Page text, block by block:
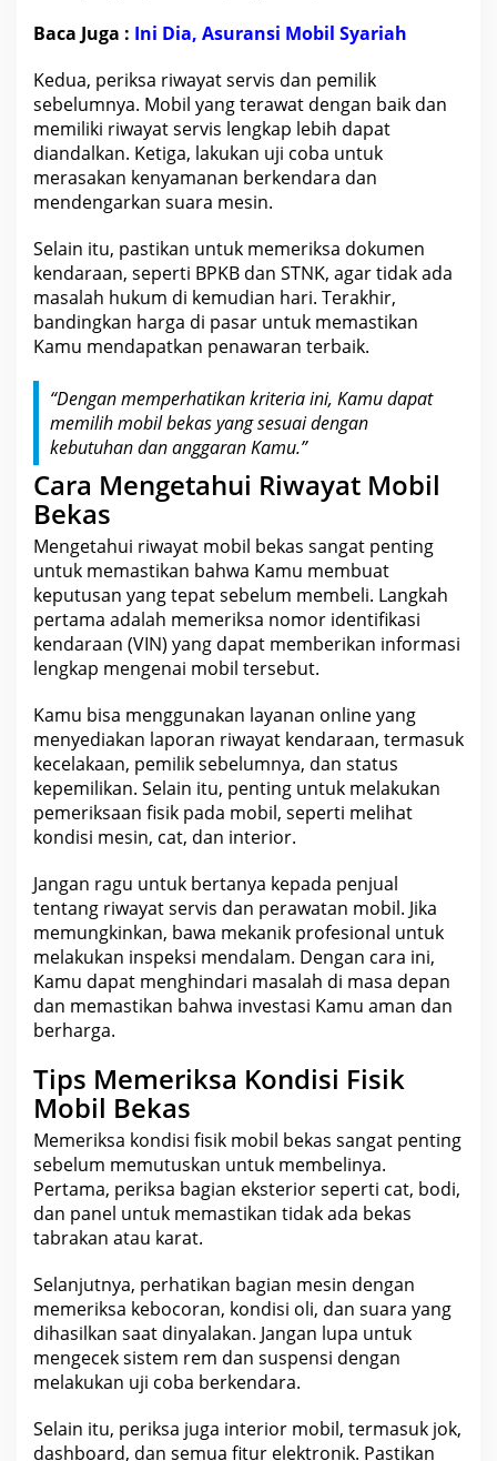
Baca Juga : Ini Dia, Asuransi Mobil Syariah
Kedua, periksa riwayat servis dan pemilik
sebelumnya. Mobil yang terawat dengan baik dan
memiliki riwayat servis lengkap lebih dapat
diandalkan. Ketiga, lakukan uji coba untuk
merasakan kenyamanan berkendara dan
mendengarkan suara mesin.
Selain itu, pastikan untuk memeriksa dokumen
kendaraan, seperti BPKB dan STNK, agar tidak ada
masalah hukum di kemudian hari. Terakhir,
bandingkan harga di pasar untuk memastikan
Kamu mendapatkan penawaran terbaik.
“Dengan memperhatikan kriteria ini, Kamu dapat
memilih mobil bekas yang sesuai dengan
kebutuhan dan anggaran Kamu.”
Cara Mengetahui Riwayat Mobil
Bekas
Mengetahui riwayat mobil bekas sangat penting
untuk memastikan bahwa Kamu membuat
keputusan yang tepat sebelum membeli. Langkah
pertama adalah memeriksa nomor identifikasi
kendaraan (VIN) yang dapat memberikan informasi
lengkap mengenai mobil tersebut.
Kamu bisa menggunakan layanan online yang
menyediakan laporan riwayat kendaraan, termasuk
kecelakaan, pemilik sebelumnya, dan status
kepemilikan. Selain itu, penting untuk melakukan
pemeriksaan fisik pada mobil, seperti melihat
kondisi mesin, cat, dan interior.
Jangan ragu untuk bertanya kepada penjual
tentang riwayat servis dan perawatan mobil. Jika
memungkinkan, bawa mekanik profesional untuk
melakukan inspeksi mendalam. Dengan cara ini,
Kamu dapat menghindari masalah di masa depan
dan memastikan bahwa investasi Kamu aman dan
berharga.
Tips Memeriksa Kondisi Fisik
Mobil Bekas
Memeriksa kondisi fisik mobil bekas sangat penting
sebelum memutuskan untuk membelinya.
Pertama, periksa bagian eksterior seperti cat, bodi,
dan panel untuk memastikan tidak ada bekas
tabrakan atau karat.
Selanjutnya, perhatikan bagian mesin dengan
memeriksa kebocoran, kondisi oli, dan suara yang
dihasilkan saat dinyalakan. Jangan lupa untuk
mengecek sistem rem dan suspensi dengan
melakukan uji coba berkendara.
Selain itu, periksa juga interior mobil, termasuk jok,
dashboard, dan semua fitur elektronik. Pastikan